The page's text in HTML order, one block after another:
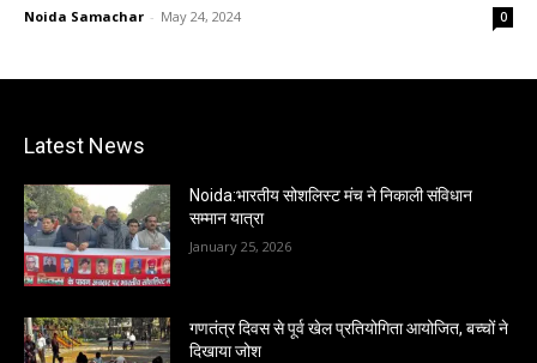
Noida Samachar - May 24, 2024 0
Latest News
Noida:भारतीय सोशलिस्ट मंच ने निकाली संविधान
सम्मान यात्रा
January 25, 2026
गणतंत्र दिवस से पूर्व खेल प्रतियोगिता आयोजित, बच्चों ने
दिखाया जोश